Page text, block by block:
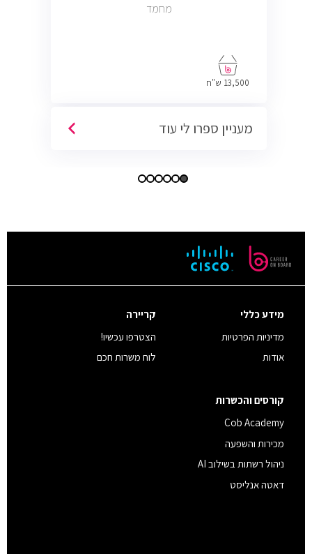
מחמד
13,500 ש"ח
מעניין ספרו לי עוד
מידע כללי
מדיניות הפרטיות
אודות
קריירה
הצטרפו עכשיו!
לוח משרות חכם
קורסים והכשרות
Cob Academy
מכירות והשפעה
ניהול רשתות בשילוב AI
דאטה אנליסט